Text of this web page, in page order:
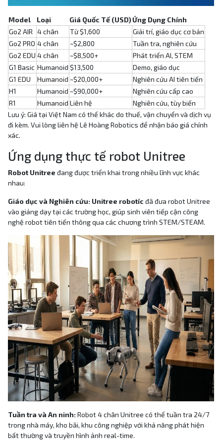
Model Loại Giá Quốc Tế (USD)Ứng Dụng Chính
Go2 AIR
4 chân Từ $1,600
Giải trí, giáo dục cơ bản
Go2 PRO 4 chân ~$2,800
Tuần tra, nghiên cứu
Go2 EDU 4 chân ~$8,500+
Phát triển AI, STEM
G1 Basic Humanoid $13,500
Demo, giáo dục
G1 EDU
Humanoid ~$20,000+
Nghiên cứu AI tiên tiến
H1
Humanoid ~$90,000+
Nghiên cứu cấp cao
R1
Humanoid Liên hệ
Nghiên cứu, tùy biến
Lưu ý: Giá tại Việt Nam có thể khác do thuế, vận chuyển và dịch vụ
đi kèm. Vui lòng liên hệ Lê Hoàng Robotics để nhận báo giá chính
xác.
Ứng dụng thực tế robot Unitree
Robot Unitreeđang được triển khai trong nhiều lĩnh vực khác
nhau:
Giáo dục và Nghiên cứu: Unitree robotícđã đưa robot Unitree
vào giảng dạy tại các trường học, giúp sinh viên tiếp cận công
nghệ robot tiên tiến thông qua các chương trình STEM/STEAM.
Tuần tra và An ninh: Robot 4 chân Unitree có thể tuần tra 24/7
trong nhà máy, kho bãi, khu công nghiệp với khả năng phát hiện
bất thường và truyền hình ảnh real-time.